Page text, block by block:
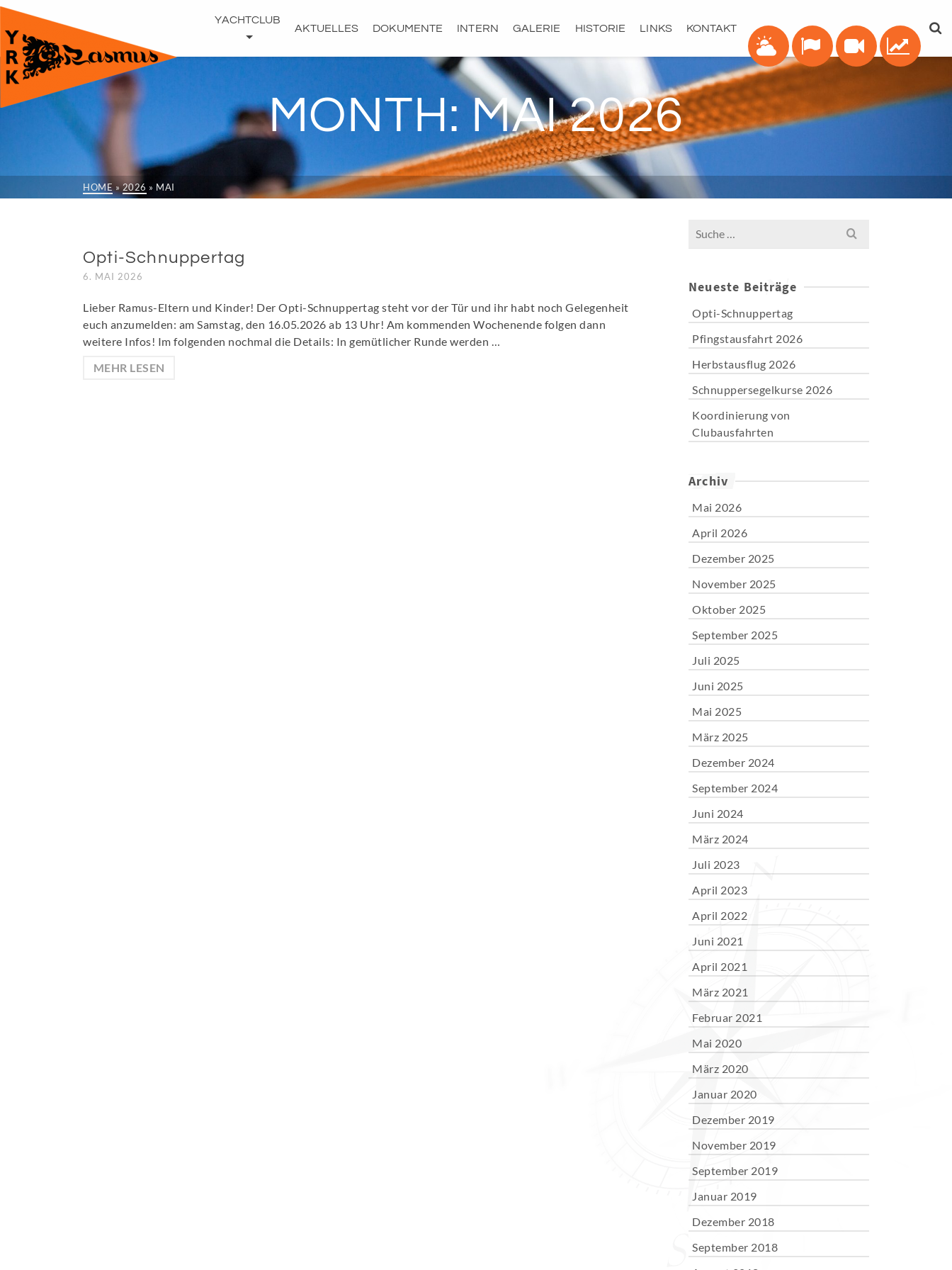
YACHTCLUB
AKTUELLES DOKUMENTE INTERN GALERIE HISTORIE LINKS KONTAKT
MONTH: MAI 2026
HOME » 2026 » MAI
Opti-Schnuppertag
6. MAI 2026
Lieber Ramus-Eltern und Kinder! Der Opti-Schnuppertag steht vor der Tür und ihr habt noch Gelegenheit
euch anzumelden: am Samstag, den 16.05.2026 ab 13 Uhr! Am kommenden Wochenende folgen dann
weitere Infos! Im folgenden nochmal die Details: In gemütlicher Runde werden …
MEHR LESEN
Search
Neueste Beiträge
Opti-Schnuppertag
Pfingstausfahrt 2026
Herbstausflug 2026
Schnuppersegelkurse 2026
Koordinierung von
Clubausfahrten
Archiv
Mai 2026
April 2026
Dezember 2025
November 2025
Oktober 2025
September 2025
Juli 2025
Juni 2025
Mai 2025
März 2025
Dezember 2024
September 2024
Juni 2024
März 2024
Juli 2023
April 2023
April 2022
Juni 2021
April 2021
März 2021
Februar 2021
Mai 2020
März 2020
Januar 2020
Dezember 2019
November 2019
September 2019
Januar 2019
Dezember 2018
September 2018